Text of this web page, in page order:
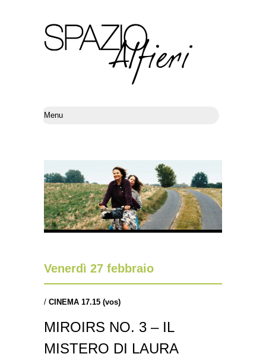
Venerdì 27 febbraio
/ CINEMA 17.15 (vos)
MIROIRS NO. 3 – IL
MISTERO DI LAURA